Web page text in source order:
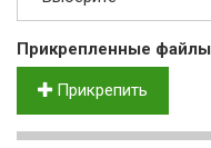
Прик­реп­лен­ные фай­лы
Прикрепить